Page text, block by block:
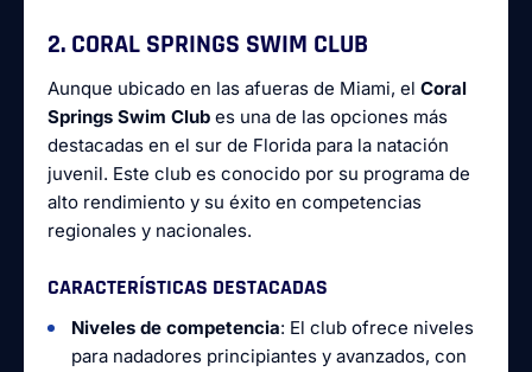
2. CORAL SPRINGS SWIM CLUB
Aunque ubicado en las afueras de Miami, el Coral
Springs Swim Club es una de las opciones más
destacadas en el sur de Florida para la natación
juvenil. Este club es conocido por su programa de
alto rendimiento y su éxito en competencias
regionales y nacionales.
CARACTERÍSTICAS DESTACADAS
Niveles de competencia: El club ofrece niveles
para nadadores principiantes y avanzados, con